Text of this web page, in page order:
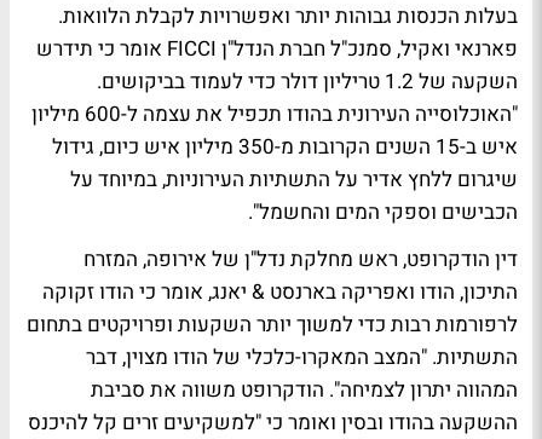
בעלות הכנסות גבוהות יותר ואפשרויות לקבלת הלוואות.
פארנאי ואקיל, סמנכ"ל חברת הנדל"ן FICCI אומר כי תידרש
השקעה של 1.2 טריליון דולר כדי לעמוד בביקושים.
"האוכלוסייה העירונית בהודו תכפיל את עצמה ל-600 מיליון
איש ב-15 השנים הקרובות מ-350 מיליון איש כיום, גידול
שיגרום ללחץ אדיר על התשתיות העירוניות, במיוחד על
הכבישים וספקי המים והחשמל".
דין הודקרופט, ראש מחלקת נדל"ן של אירופה, המזרח
התיכון, הודו ואפריקה בארנסט & יאנג, אומר כי הודו זקוקה
לרפורמות רבות כדי למשוך יותר השקעות ופרויקטים בתחום
התשתיות. "המצב המאקרו-כלכלי של הודו מצוין, דבר
המהווה יתרון לצמיחה". הודקרופט משווה את סביבת
ההשקעה בהודו ובסין ואומר כי "למשקיעים זרים קל להיכנס